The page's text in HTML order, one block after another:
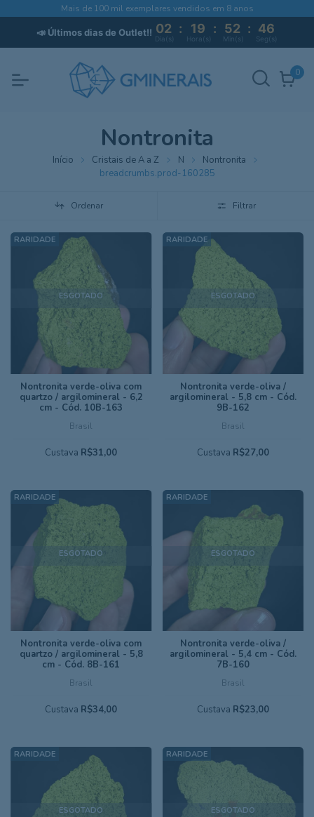
Mais de 100 mil exemplares vendidos em 8 anos
📣 Últimos dias de Outlet!! 02 : 19 : 52 : 46
Dia(s) Hora(s) Min(s) Seg(s)
0
Nontronita
Início Cristais de A a Z N
Nontronita
breadcrumbs.prod-160285
Ordenar Filtrar
ESGOTADO
Brasil
Nontronita verde-oliva com
quartzo / argilomineral - 6,2
cm - Cód. 10B-163
Custava R$31,00
ESGOTADO
Brasil
Nontronita verde-oliva /
argilomineral - 5,8 cm - Cód.
9B-162
Custava R$27,00
ESGOTADO
Brasil
Nontronita verde-oliva com
quartzo / argilomineral - 5,8
cm - Cód. 8B-161
Custava R$34,00
ESGOTADO
Brasil
Nontronita verde-oliva /
argilomineral - 5,4 cm - Cód.
7B-160
Custava R$23,00
ESGOTADO ESGOTADO